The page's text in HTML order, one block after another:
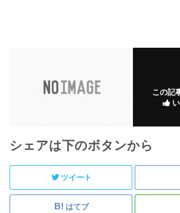
この記
シェアは下のボタンから
ツイート
はてブ